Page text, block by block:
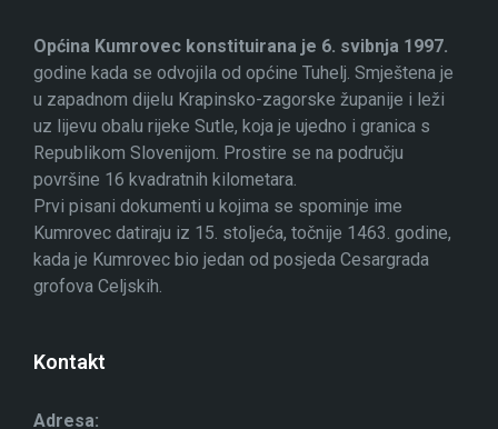
Općina Kumrovec konstituirana je 6. svibnja 1997.
godine kada se odvojila od općine Tuhelj. Smještena je
u zapadnom dijelu Krapinsko-zagorske županije i leži
uz lijevu obalu rijeke Sutle, koja je ujedno i granica s
Republikom Slovenijom. Prostire se na području
površine 16 kvadratnih kilometara.
Prvi pisani dokumenti u kojima se spominje ime
Kumrovec datiraju iz 15. stoljeća, točnije 1463. godine,
kada je Kumrovec bio jedan od posjeda Cesargrada
grofova Celjskih.
Kontakt
Adresa: